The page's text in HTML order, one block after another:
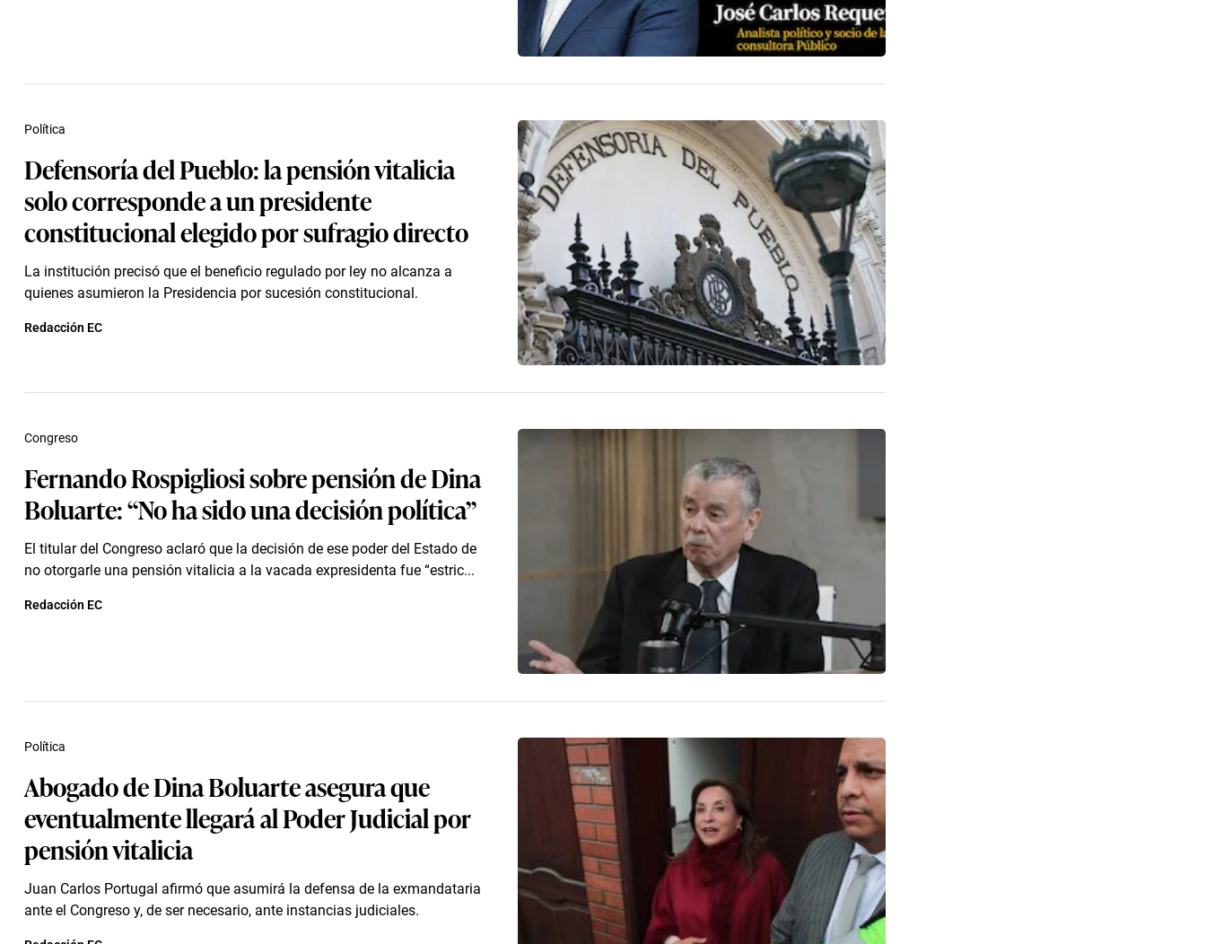
Defensoría del Pueblo: la pensión vitalicia
solo corresponde a un presidente
constitucional elegido por sufragio directo
La institución precisó que el beneficio regulado por ley no alcanza a
quienes asumieron la Presidencia por sucesión constitucional.
Política
Redacción EC
Fernando Rospigliosi sobre pensión de Dina
Boluarte: “No ha sido una decisión política”
El titular del Congreso aclaró que la decisión de ese poder del Estado de
no otorgarle una pensión vitalicia a la vacada expresidenta fue “estric...
Congreso
Redacción EC
Abogado de Dina Boluarte asegura que
eventualmente llegará al Poder Judicial por
pensión vitalicia
Juan Carlos Portugal afirmó que asumirá la defensa de la exmandataria
ante el Congreso y, de ser necesario, ante instancias judiciales.
Política